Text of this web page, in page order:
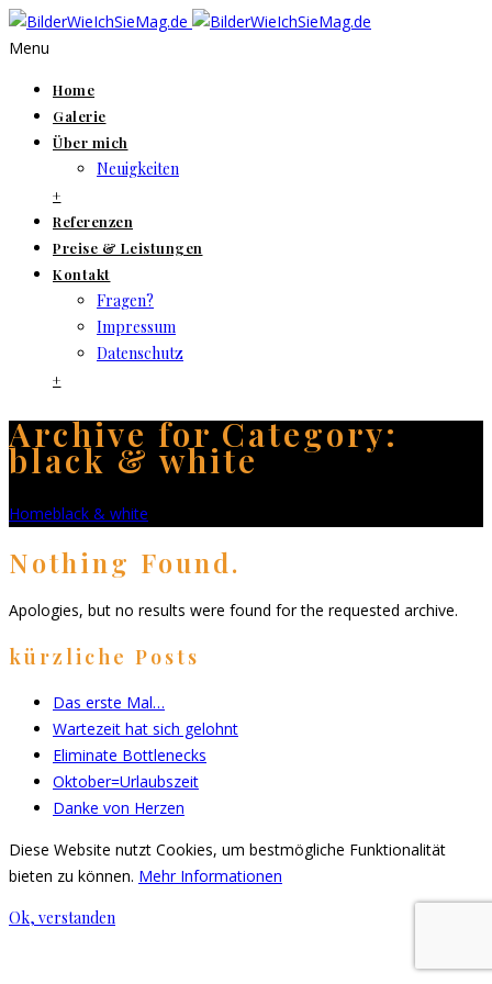
Menu
Home
Galerie
Über mich
Neuigkeiten
+
Referenzen
Preise & Leistungen
Kontakt
Fragen?
Impressum
Datenschutz
+
Archive for Category:
black & white
Homeblack & white
Nothing Found.
Apologies, but no results were found for the requested archive.
kürzliche Posts
Das erste Mal…
Wartezeit hat sich gelohnt
Eliminate Bottlenecks
Oktober=Urlaubszeit
Danke von Herzen
Diese Website nutzt Cookies, um bestmögliche Funktionalität
bieten zu können. Mehr Informationen
Ok, verstanden